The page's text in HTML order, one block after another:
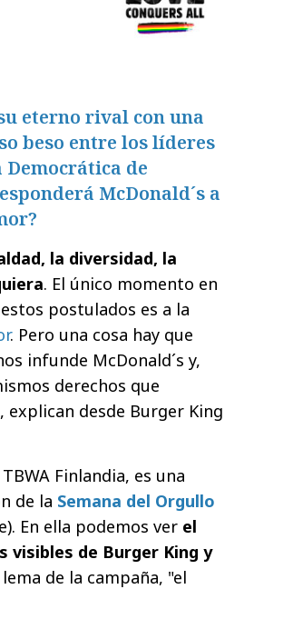
eterno rival con una
beso entre los líderes
de
McDonald´s a
la diversidad, la
. El único momento en
postulados es a la
. Pero una cosa hay que
infunde McDonald´s y,
derechos que
explican desde Burger King
Finlandia, es una
de la Semana del Orgullo
En ella podemos ver el
visibles de Burger King y
de la campaña, "el